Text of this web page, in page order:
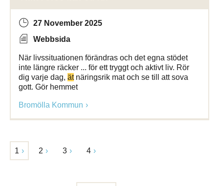
27 November 2025
Webbsida
När livssituationen förändras och det egna stödet
inte längre räcker ... för ett tryggt och aktivt liv. Rör
dig varje dag, ätnäringsrik mat och se till att sova
gott. Gör hemmet
Bromölla Kommun
1 2 3 4